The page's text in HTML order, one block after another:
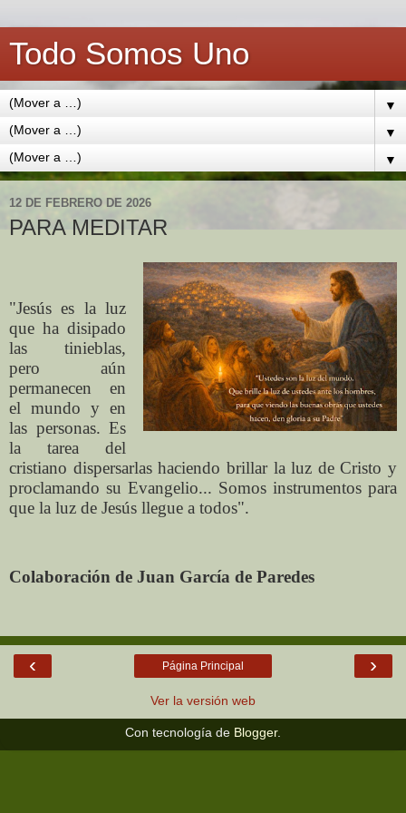
Todo Somos Uno
▼
▼
▼
12 DE FEBRERO DE 2026
PARA MEDITAR
"Jesús es la luz
que ha disipado
las tinieblas,
pero aún
permanecen en
el mundo y en
las personas. Es
la tarea del
cristiano dispersarlas haciendo brillar la luz de Cristo y
proclamando su Evangelio... Somos instrumentos para
que la luz de Jesús llegue a todos".
Colaboración de Juan García de Paredes
‹ ›
Página Principal
Ver la versión web
Con tecnología de Blogger.